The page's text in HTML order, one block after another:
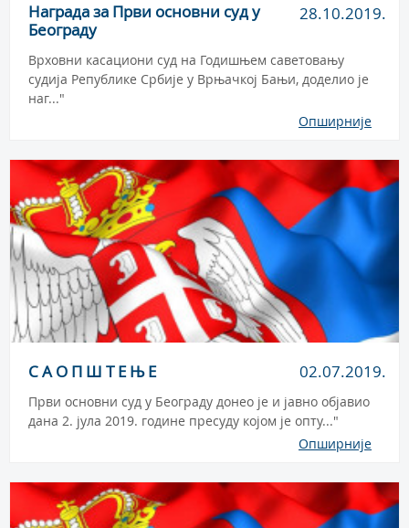
Награда за Први основни суд у
Београду
28.10.2019.
Врховни касациони суд на Годишњем саветовању
судија Републике Србије у Врњачкој Бањи, доделио је
наг..."
Опширније
С А О П Ш Т Е Њ Е 02.07.2019.
Први основни суд у Београду донео је и јавно објавио
дана 2. јула 2019. године пресуду којом је опту..."
Опширније